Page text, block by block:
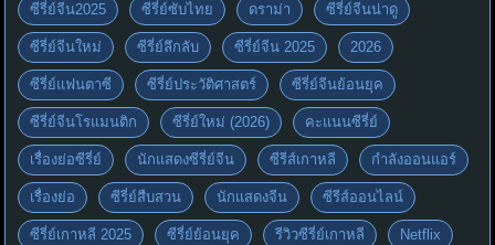
ซีรี่ย์จีน2025 ซีรี่ย์ซับไทย ดราม่า ซีรี่ย์จีนน่าดู
ซีรี่ย์จีนใหม่ ซีรี่ย์ลึกลับ ซีรี่ย์จีน 2025 2026
ซีรี่ย์แฟนตาซี ซีรี่ย์ประวัติศาสตร์ ซีรี่ย์จีนย้อนยุค
ซีรี่ย์จีนโรแมนติก ซีรี่ย์ใหม่ (2026) คะแนนซีรี่ย์
เรื่องย่อซีรี่ย์ นักแสดงซีรี่ย์จีน ซีรีส์เกาหลี กำลังออนแอร์
เรื่องย่อ ซีรี่ย์สืบสวน นักแสดงจีน ซีรีส์ออนไลน์
ซีรี่ย์เกาหลี 2025 ซีรี่ย์ย้อนยุค รีวิวซีรี่ย์เกาหลี Netflix